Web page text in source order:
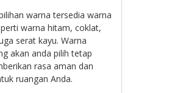
warna tersedia warna
warna hitam, coklat,
serat kayu. Warna
akan anda pilih tetap
rasa aman dan
ruangan Anda.